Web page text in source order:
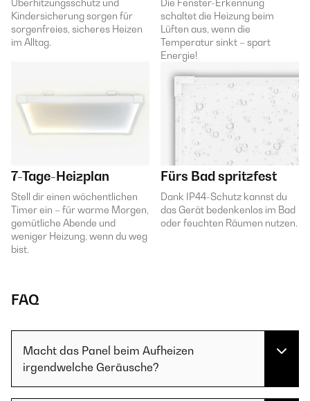
Überhitzungsschutz und
Kindersicherung sorgen für
sorgenfreies, sicheres Heizen
im Alltag.
Die Fenster-Erkennung
schaltet die Heizung beim
Lüften aus, wenn die
Temperatur sinkt – spart
Energie!
7-Tage-Heizplan
Stell dir einen wöchentlichen
Timer ein – für warme Morgen,
gemütliche Abende und
weniger Heizung, wenn du weg
bist.
Fürs Bad spritzfest
Dank IP44-Schutz kannst du
das Gerät bedenkenlos im Bad
oder feuchten Räumen nutzen.
FAQ
Macht das Panel beim Aufheizen
irgendwelche Geräusche?